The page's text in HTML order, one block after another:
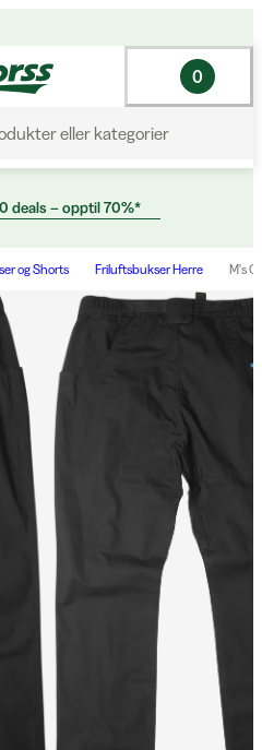
eller kategorier
0
deals – opptil 70%*
og Shorts Friluftsbukser Herre M's